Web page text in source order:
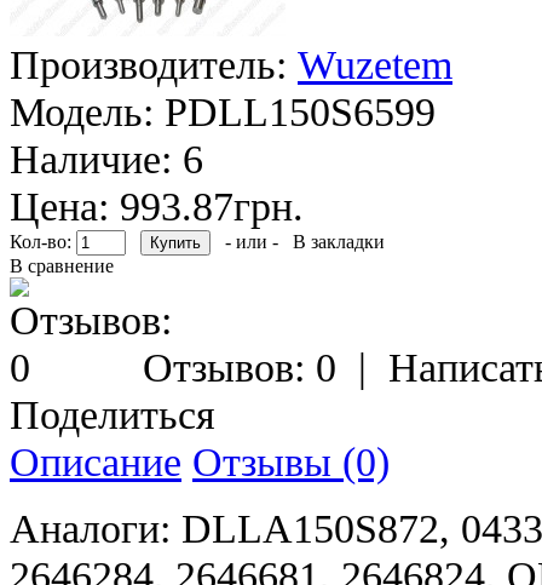
Производитель: Wuzetem
Модель: PDLL150S6599
Наличие: 6
Цена: 993.87грн.
Кол-во: - или -
В закладки
В сравнение
Отзывов: 0 |
Поделиться
Описание Отзывы (0)
Аналоги: DLLA150S872,
2646284, 2646681, 2646824,